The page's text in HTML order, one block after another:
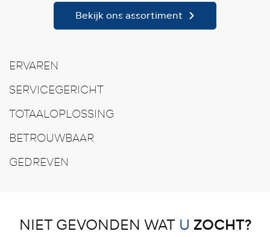
Bekijk ons assortiment
ERVAREN
SERVICEGERICHT
TOTAALOPLOSSING
BETROUWBAAR
GEDREVEN
NIET GEVONDEN WAT U ZOCHT?